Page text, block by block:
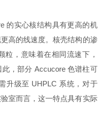
的实心核结构具有更高的机
高的线速度。核壳结构的渗
粒，意味着在相同流速下，
，部分 Accucore 色谱柱可
升级至 UHPLC 系统，对于
室而言，这一特点具有实际